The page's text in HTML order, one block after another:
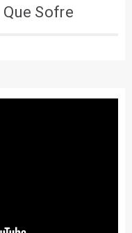
Sofre